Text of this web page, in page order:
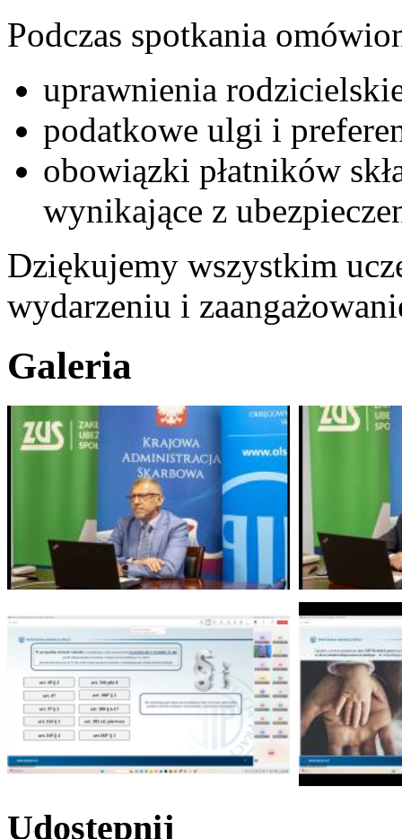
Podczas spotkania
uprawnienia
podatkowe ulgi i
obowiązki płatników
wynikające z
Dziękujemy wszystkim
wydarzeniu i
Galeria
Udostępnij